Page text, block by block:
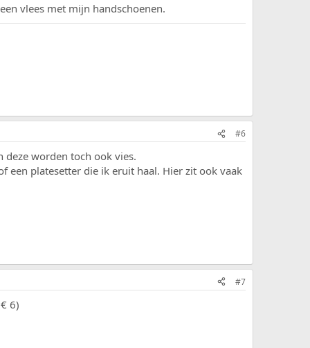
vlees met mijn handschoenen.
#6
deze worden toch ook vies.
een platesetter die ik eruit haal. Hier zit ook vaak
#7
6)